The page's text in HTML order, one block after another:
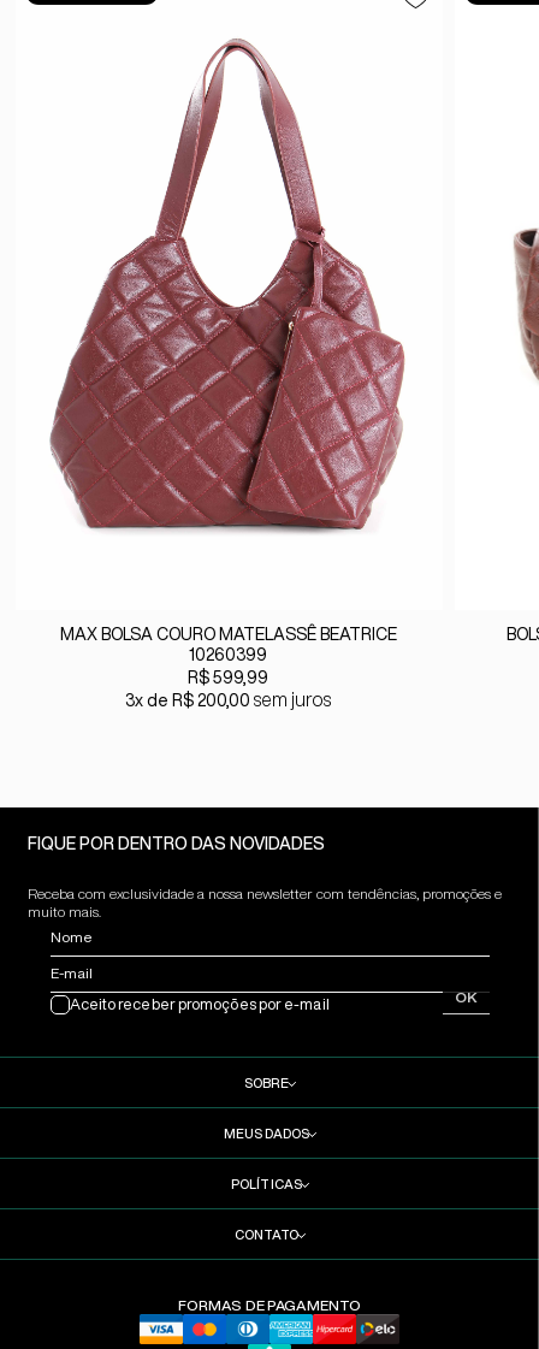
MAX BOLSA COURO MATELASSÊ BEATRICE
10260399
R$ 599,99
3x
R$ 200,00sem juros
FIQUE POR DENTRO DAS NOVIDADES
Receba com exclusividade a nossa newsletter com tendências, promoções e
muito mais.
Nome
E-mail
OK
Aceito receber promoções por e-mail
SOBRE
MEUS DADOS
POLÍTICAS
CONTATO
FORMAS DE PAGAMENTO